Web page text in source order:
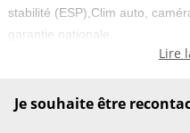
stabilité (ESP),Clim auto,
garantie nationale.
Lire
Je souhaite être